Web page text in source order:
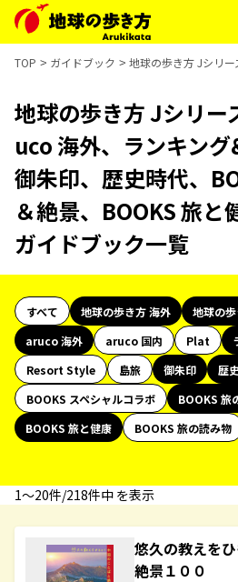
TOP ガイドブック 地球の歩き方 Jシリ
地球の歩き方 Jシリ
uco 海外、ランキング
御朱印、歴史時代、
＆絶景、BOOKS 旅と
ガイドブック一覧
すべて 地球の歩き方 海外
地球の歩
aruco 海外
aruco 国内 Plat
Resort Style
島旅 御朱印 歴
BOOKS スペシャルコラボ
BOOKS 旅
BOOKS 旅と健康
BOOKS 旅の読み物
1〜20件/218件中 を表示
悠久の教えを
絶景１００